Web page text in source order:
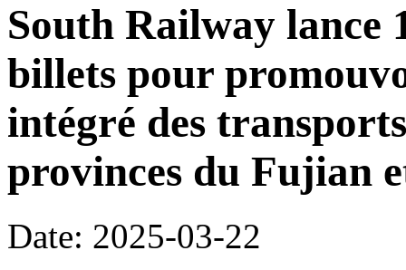
South Railway lance
billets pour
intégré des
provinces du Fujian
Date: 2025-03-22